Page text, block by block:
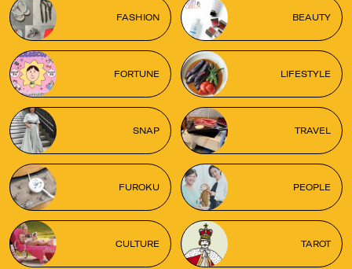
FASHION BEAUTY
FORTUNE LIFESTYLE
SNAP TRAVEL
FUROKU PEOPLE
CULTURE TAROT